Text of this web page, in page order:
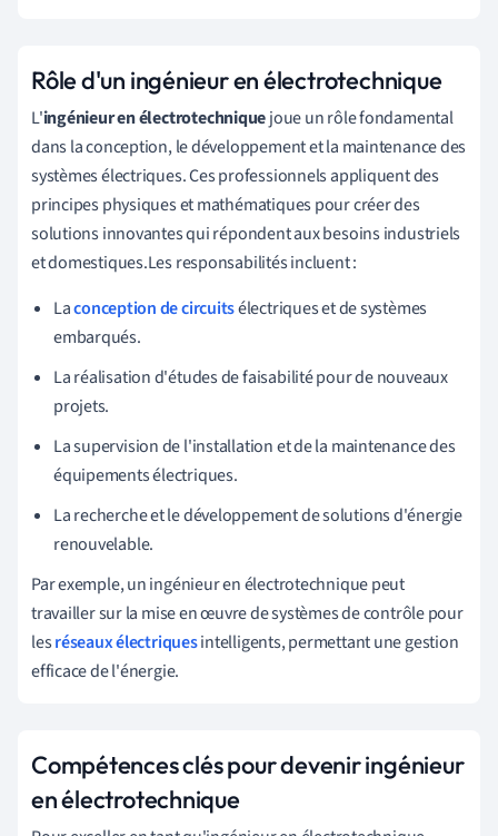
Rôle d'un ingénieur en électrotechnique
L'ingénieur en électrotechniquejoue un rôle fondamental
dans la conception, le développement et la maintenance des
systèmes électriques. Ces professionnels appliquent des
principes physiques et mathématiques pour créer des
solutions innovantes qui répondent aux besoins industriels
et domestiques.Les responsabilités incluent :
Laconception de circuitsélectriques et de systèmes
embarqués.
La réalisation d'études de faisabilité pour de nouveaux
projets.
La supervision de l'installation et de la maintenance des
équipements électriques.
La recherche et le développement de solutions d'énergie
renouvelable.
Par exemple, un ingénieur en électrotechnique peut
travailler sur la mise en œuvre de systèmes de contrôle pour
lesréseaux électriquesintelligents, permettant une gestion
efficace de l'énergie.
Compétences clés pour devenir ingénieur
en électrotechnique